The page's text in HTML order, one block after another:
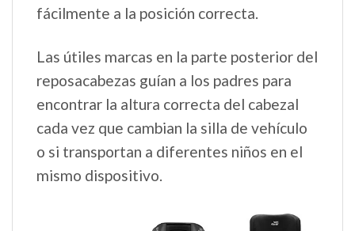
fácilmente a la posición correcta.
Las útiles marcas en la parte posterior del
reposacabezas guían a los padres para
encontrar la altura correcta del cabezal
cada vez que cambian la silla de vehículo
o si transportan a diferentes niños en el
mismo dispositivo.